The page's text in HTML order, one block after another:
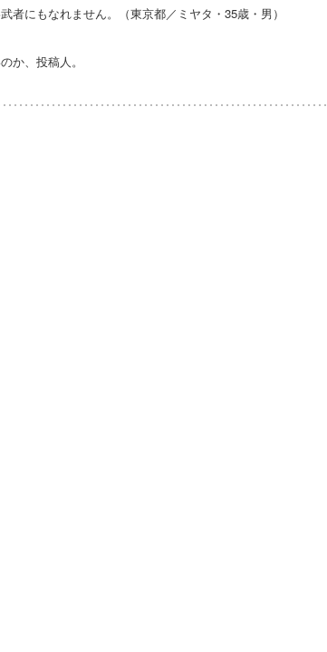
者にもなれません。（東京都／ミヤタ・35歳・男）
か、投稿人。